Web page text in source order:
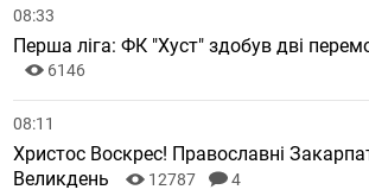
08:33
Перша ліга: ФК "Хуст" здобув дві
6146
08:11
Христос Воскрес! Православні
Великдень
12787 4